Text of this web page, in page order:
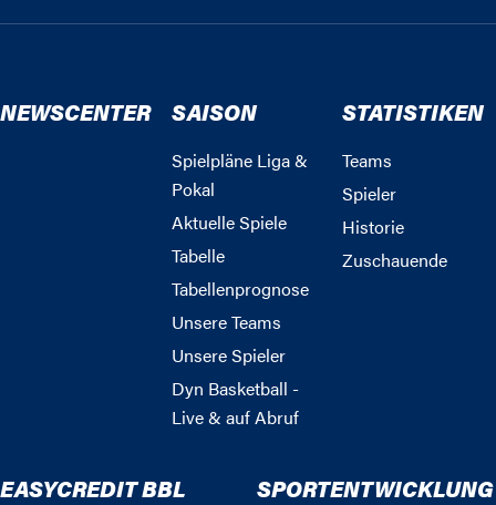
NEWSCENTER SAISON
Spielpläne Liga &
Pokal
Aktuelle Spiele
Tabelle
Tabellenprognose
Unsere Teams
Unsere Spieler
Dyn Basketball -
Live & auf Abruf
STATISTIKEN
Teams
Spieler
Historie
Zuschauende
EASYCREDIT BBL SPORTENTWICKLUNG